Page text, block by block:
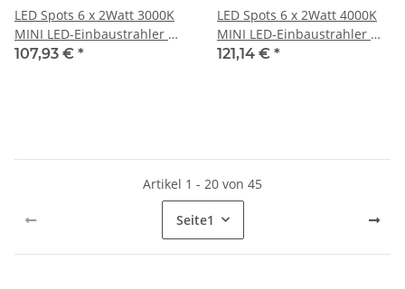
LED Spots 6 x 2Watt 3000K
MINI LED-Einbaustrahler mit
Wifi Controller Dimmbar
107,93 € *
LED Spots 6 x 2Watt 4000K
MINI LED-Einbaustrahler mit
Wifi Controller Dimmbar
121,14 € *
Artikel 1 - 20 von 45
Seite1